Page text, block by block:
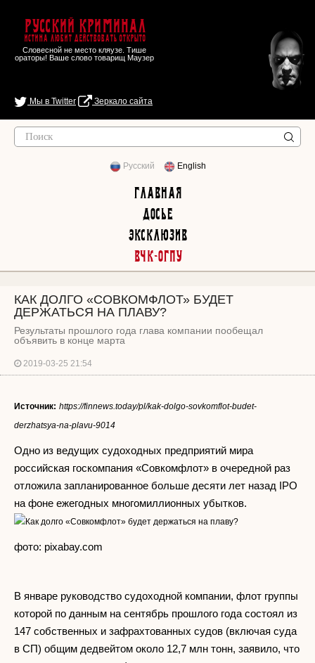
Русский Криминал
Истина любит действовать открыто
Словесной не место кляузе. Тише
ораторы! Ваше слово товарищ Маузер
Мы в Twitter Зеркало сайта
Русский English
Главная
Досье
Эксклюзив
ВЧК-ОГПУ
КАК ДОЛГО «СОВКОМФЛОТ» БУДЕТ
ДЕРЖАТЬСЯ НА ПЛАВУ?
Результаты прошлого года глава компании пообещал
объявить в конце марта
2019-03-25 21:54
Источник: https://finnews.today/pl/kak-dolgo-sovkomflot-budet-
derzhatsya-na-plavu-9014
Одно из ведущих судоходных предприятий мира
российская госкомпания «Совкомфлот» в очередной раз
отложила запланированное больше десяти лет назад IPO
на фоне ежегодных многомиллионных убытков.
фото: pixabay.com
В январе руководство судоходной компании, флот группы
которой по данным на сентябрь прошлого года состоял из
147 собственных и зафрахтованных судов (включая суда
в СП) общим дедвейтом около 12,7 млн тонн, заявило, что